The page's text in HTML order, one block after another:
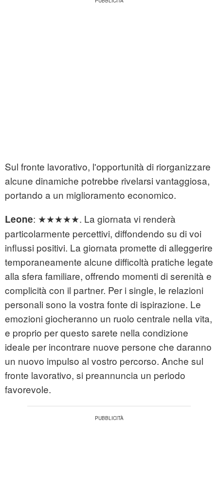
Sul fronte lavorativo, l'opportunità di riorganizzare
alcune dinamiche potrebbe rivelarsi vantaggiosa,
portando a un miglioramento economico.
Leone: ★★★★★. La giornata vi renderà
particolarmente percettivi, diffondendo su di voi
influssi positivi. La giornata promette di alleggerire
temporaneamente alcune difficoltà pratiche legate
alla sfera familiare, offrendo momenti di serenità e
complicità con il partner. Per i single, le relazioni
personali sono la vostra fonte di ispirazione. Le
emozioni giocheranno un ruolo centrale nella vita,
e proprio per questo sarete nella condizione
ideale per incontrare nuove persone che daranno
un nuovo impulso al vostro percorso. Anche sul
fronte lavorativo, si preannuncia un periodo
favorevole.